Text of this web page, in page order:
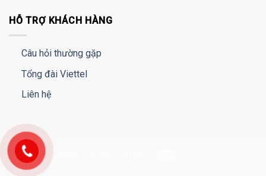
HỖ TRỢ KHÁCH HÀNG
Câu hỏi thường gặp
Tổng đài Viettel
Liên hệ